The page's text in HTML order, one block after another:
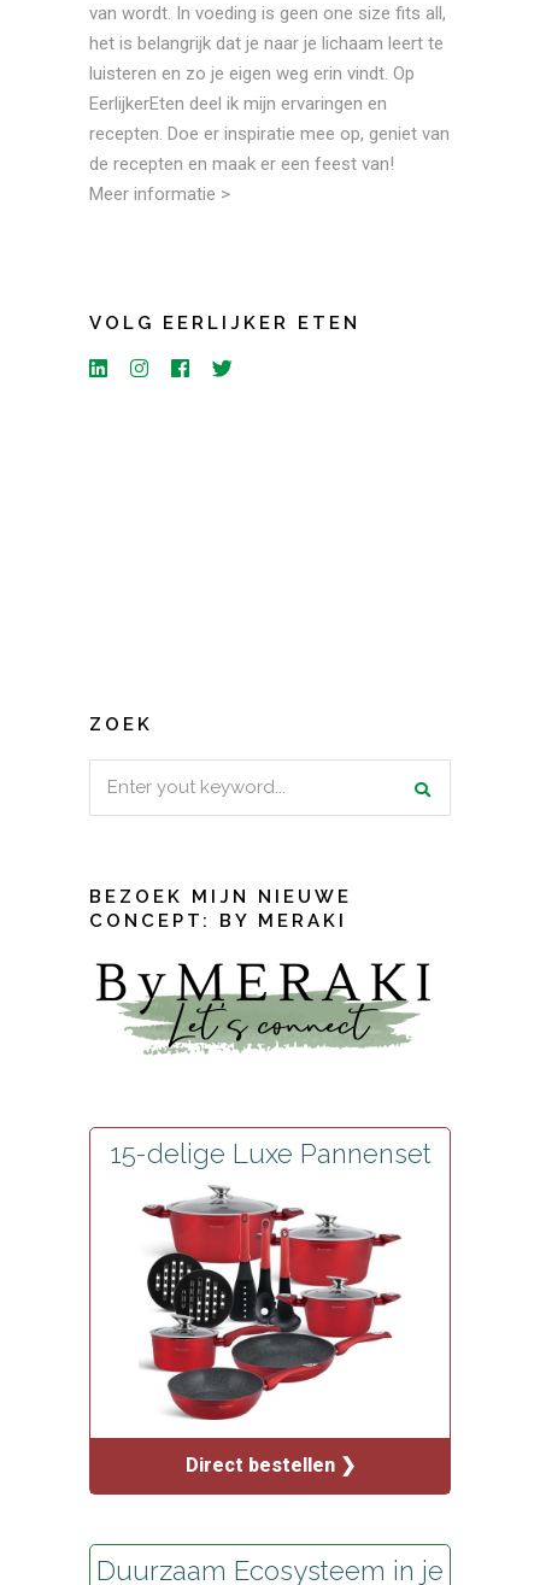
van wordt. In voeding is geen one size fits all,
het is belangrijk dat je naar je lichaam leert te
luisteren en zo je eigen weg erin vindt. Op
EerlijkerEten deel ik mijn ervaringen en
recepten. Doe er inspiratie mee op, geniet van
de recepten en maak er een feest van!
Meer informatie >
VOLG EERLIJKER ETEN
ZOEK
BEZOEK MIJN NIEUWE
CONCEPT: BY MERAKI
15-delige Luxe Pannenset
Direct bestellen ❯
Duurzaam Ecosysteem in je